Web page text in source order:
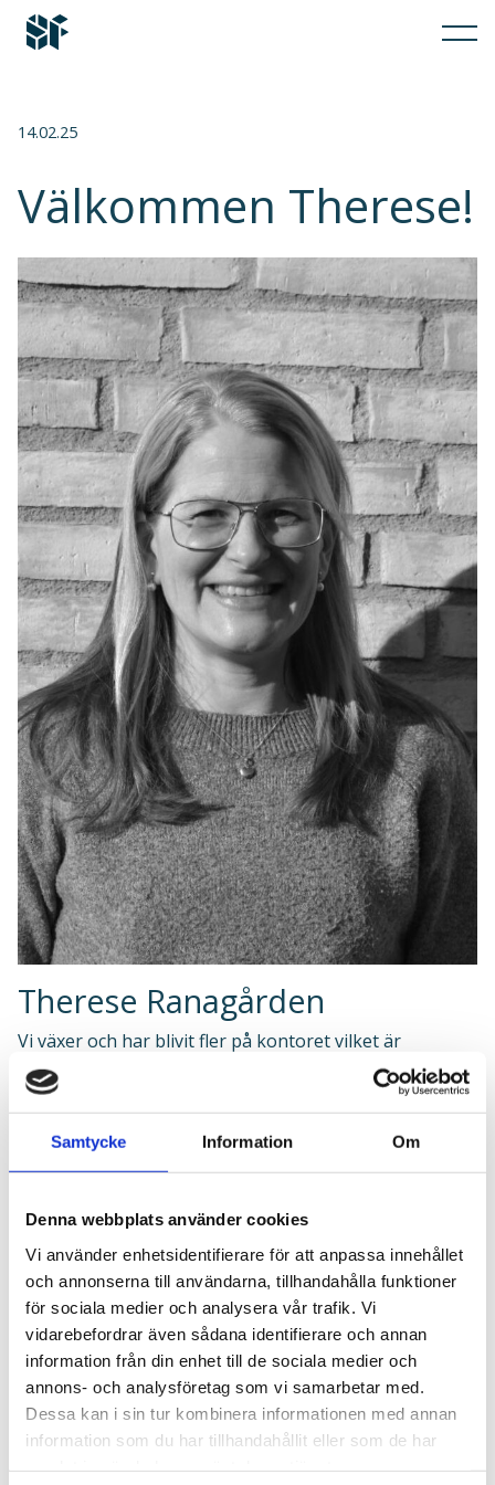
Samtycke Information Om
Denna webbplats använder cookies
Vi använder enhetsidentifierare för att anpassa innehållet
och annonserna till användarna, tillhandahålla funktioner
för sociala medier och analysera vår trafik. Vi
vidarebefordrar även sådana identifierare och annan
information från din enhet till de sociala medier och
annons- och analysföretag som vi samarbetar med.
Dessa kan i sin tur kombinera informationen med annan
information som du har tillhandahållit eller som de har
14.02.25
Välkommen Therese!
Therese Ranagården
Vi växer och har blivit fler på kontoret vilket är
fantastiskt kul och kan nu stolt presentera: Therese
Ranagården. Therese är teknisk projektledare på Sköld
Forsberg och så här beskriver Therese sin roll:
främst livsmedelsindustrin, det kan vara en ny maskin,
en hel produktionslinje eller processlösning (tankar,
rör etc.). Jag hjälper kunden att definiera vilket behov
av utrustning, vilken kapacitet som krävs och vilka krav
det finns på komponenter och material. Jag har även
kontakt med leverantörerna för att få offerter,
diskutera olika layouter samt säkerställa att alla
förutsättningar den nya utrustningen kräver (yta,
mediabehov, underhåll etc.) finns tillgängliga.